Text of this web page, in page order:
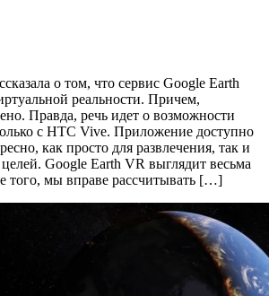
о том, что сервис Google Earth
реальности. Причем,
Правда, речь идет о возможности
с HTC Vive. Приложение доступно
как просто для развлечения, так и
Google Earth VR выглядит весьма
того, мы вправе рассчитывать […]